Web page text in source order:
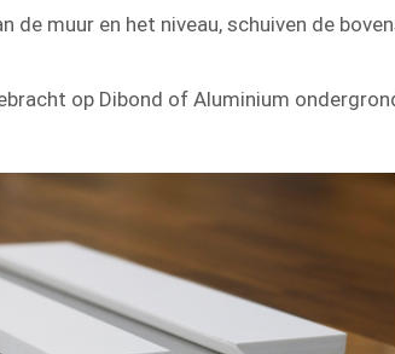
de muur en het niveau, schuiven de
op Dibond of Aluminium